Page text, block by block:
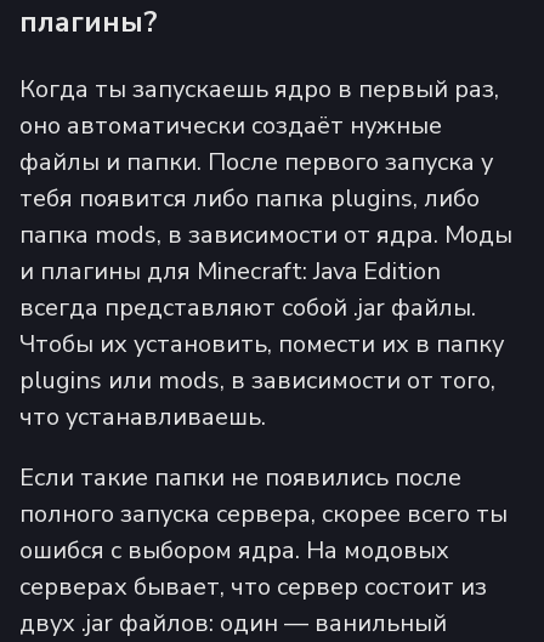
плагины?
Когда ты запускаешь ядро в первый раз,
оно автоматически создаёт нужные
файлы и папки. После первого запуска у
тебя появится либо папка plugins, либо
папка mods, в зависимости от ядра. Моды
и плагины для Minecraft: Java Edition
всегда представляют собой .jar файлы.
Чтобы их установить, помести их в папку
plugins или mods, в зависимости от того,
что устанавливаешь.
Если такие папки не появились после
полного запуска сервера, скорее всего ты
ошибся с выбором ядра. На модовых
серверах бывает, что сервер состоит из
двух .jar файлов: один — ванильный